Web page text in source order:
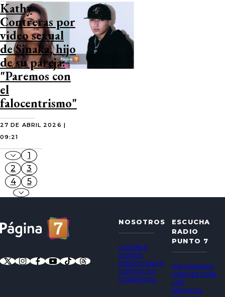
Kathy
Contreras por
video sexual
de Sinaka, hijo
de su pareja:
"Paremos con
el
falocentrismo"
27 DE ABRIL 2026 |
09:21
1
2
3
4
5
NOSOTROS
QUIÉNES
SOMOS
DIRECCIONES
CONTACTO
COMERCIAL
ESCUCHA
RADIO
PUNTO 7
VALPARAÍSO
CONCEPCIÓN
LOS
ÁNGELES